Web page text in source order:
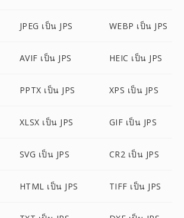
JPEG เป็น JPS WEBP เป็น JPS
AVIF เป็น JPS HEIC เป็น JPS
PPTX เป็น JPS XPS เป็น JPS
XLSX เป็น JPS GIF เป็น JPS
SVG เป็น JPS CR2 เป็น JPS
HTML เป็น JPS TIFF เป็น JPS